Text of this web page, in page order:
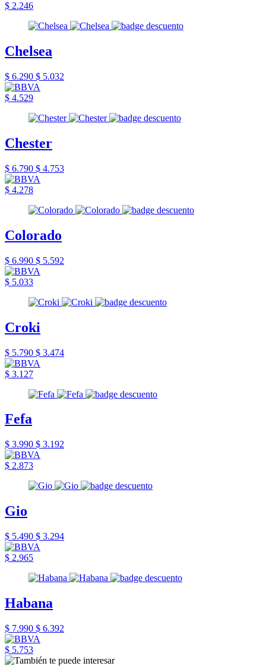
$ 2.246
Chelsea
$ 6.290 $ 5.032
$ 4.529
Chester
$ 6.790 $ 4.753
$ 4.278
Colorado
$ 6.990 $ 5.592
$ 5.033
Croki
$ 5.790 $ 3.474
$ 3.127
Fefa
$ 3.990 $ 3.192
$ 2.873
Gio
$ 5.490 $ 3.294
$ 2.965
Habana
$ 7.990 $ 6.392
$ 5.753